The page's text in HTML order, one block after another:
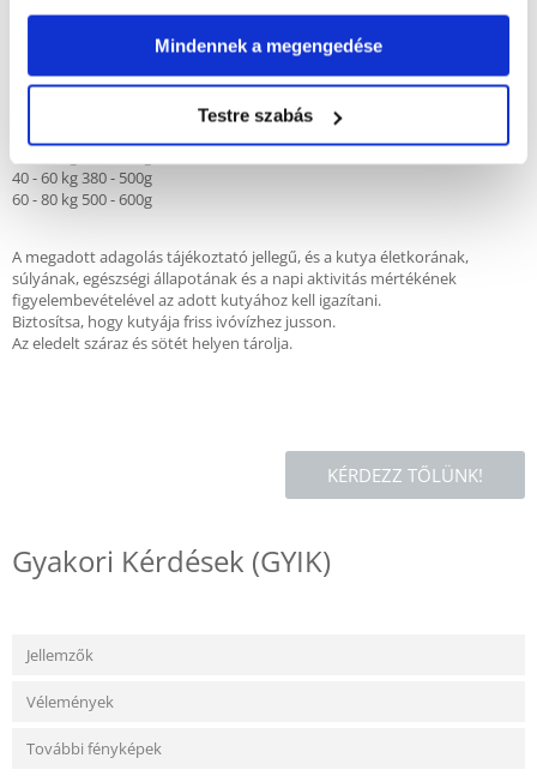
Mindennek a megengedése
Testre szabás
Takarmányozási ajánlások:
A kutya súlya Napi adag
2 - 5 kg 45 - 85g
5 - 10 kg 85 - 120g
40 - 60 kg 380 - 500g
60 - 80 kg 500 - 600g
A megadott adagolás tájékoztató jellegű, és a kutya életkorának,
súlyának, egészségi állapotának és a napi aktivitás mértékének
figyelembevételével az adott kutyához kell igazítani.
Biztosítsa, hogy kutyája friss ivóvízhez jusson.
Az eledelt száraz és sötét helyen tárolja.
KÉRDEZZ TŐLÜNK!
Gyakori Kérdések (GYIK)
Jellemzők
Vélemények
További fényképek